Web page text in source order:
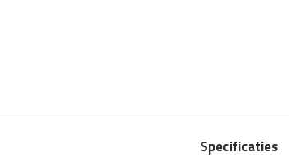
Specificaties